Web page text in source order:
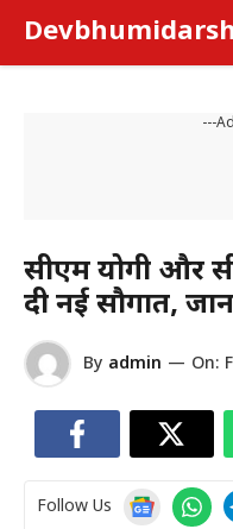
content
---
सीएम योगी और
दी नई सौगात,
By admin — On:
Follow Us